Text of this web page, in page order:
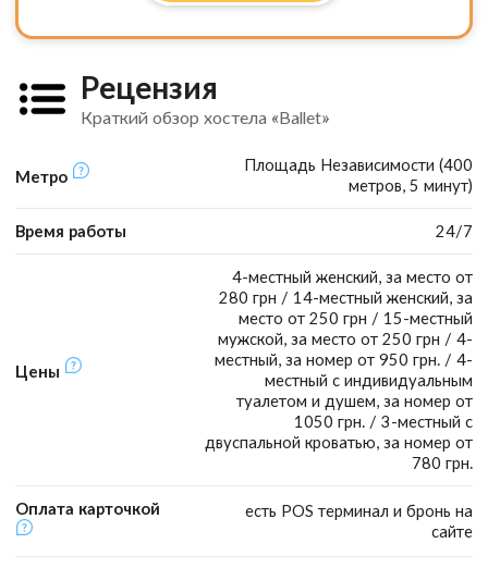
Рецензия
Краткий обзор хостела «Ballet»
Метро
Площадь Независимости (400
метров, 5 минут)
Время работы 24/7
Цены
4-местный женский, за место от
280 грн / 14-местный женский, за
место от 250 грн / 15-местный
мужской, за место от 250 грн / 4-
местный, за номер от 950 грн. / 4-
местный с индивидуальным
туалетом и душем, за номер от
1050 грн. / 3-местный с
двуспальной кроватью, за номер от
780 грн.
Оплата карточкой
есть POS терминал и бронь на
сайте